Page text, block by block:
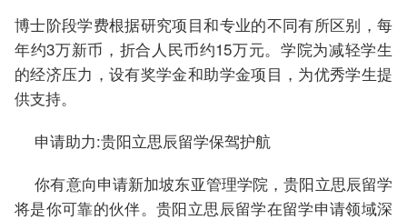
博士阶段学费根据研究项目和专业的不同有所区别，每
年约3万新币，折合人民币约15万元。学院为减轻学生
的经济压力，设有奖学金和助学金项目，为优秀学生提
供支持。
申请助力:贵阳立思辰留学保驾护航
你有意向申请新加坡东亚管理学院，贵阳立思辰留学
将是你可靠的伙伴。贵阳立思辰留学在留学申请领域深